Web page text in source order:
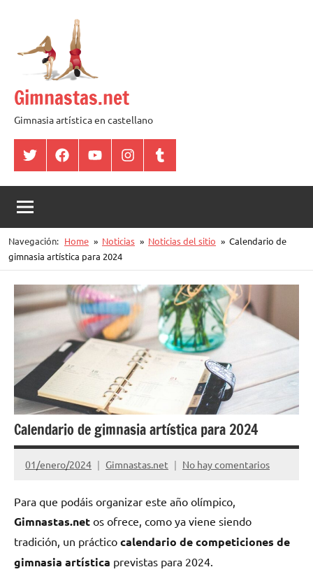
contenido
Gimnastas.net
Gimnasia artística en castellano
TwitterFacebookYouTubeInstagramTumblr
Navegación: Home Noticias Noticias del sitio
Calendario de
gimnasia artística para 2024
Calendario de gimnasia artística para 2024
01/enero/2024 Gimnastas.net No hay comentarios
Para que podáis organizar este año olímpico,
Gimnastas.net os ofrece, como ya viene siendo
tradición, un práctico calendario de competiciones de
gimnasia artística previstas para 2024.